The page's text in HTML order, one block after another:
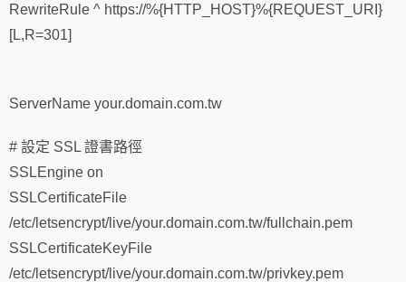
RewriteRule ^ https://%{HTTP_HOST}%{REQUEST_URI}
[L,R=301]
ServerName your.domain.com.tw
# 設定 SSL 證書路徑
SSLEngine on
SSLCertificateFile
/etc/letsencrypt/live/your.domain.com.tw/fullchain.pem
SSLCertificateKeyFile
/etc/letsencrypt/live/your.domain.com.tw/privkey.pem